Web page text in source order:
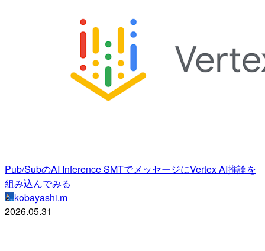
Pub/SubのAI Inference SMTでメッセージにVertex AI推論を
組み込んでみる
kobayashi.m
2026.05.31